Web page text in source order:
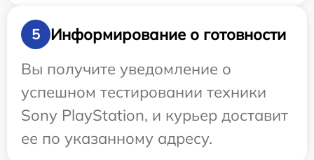
5
Информирование о готовности
Вы получите уведомление о
успешном тестировании техники
Sony PlayStation, и курьер доставит
ее по указанному адресу.